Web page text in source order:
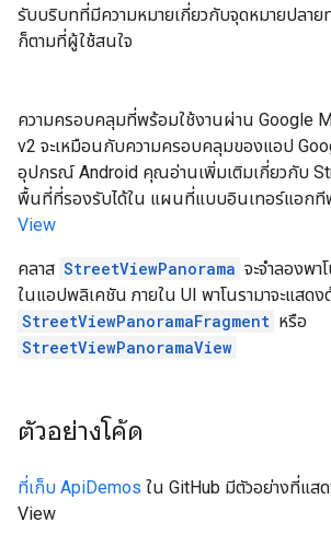
รับบริบทที่มีความหมายเกี่ยวกับจุดหมายปลาย
ก็ตามที่ผู้ใช้สนใจ
ความครอบคลุมที่พร้อมใช้งานผ่าน Google
v2 จะเหมือนกับความครอบคลุมของแอป
อุปกรณ์ Android คุณอ่านเพิ่มเติมเกี่ยวกับ
พื้นที่ที่รองรับได้ใน แผนที่แบบอินเทอร์แอก
View
คลาส StreetViewPanorama จะจำลองพา
ในแอปพลิเคชัน ภายใน UI พาโนรามาจะแสดง
StreetViewPanoramaFragment หรือ
StreetViewPanoramaView
ตัวอย่างโค้ด
ที่เก็บ ApiDemos ใน GitHub มีตัวอย่างที่แส
View